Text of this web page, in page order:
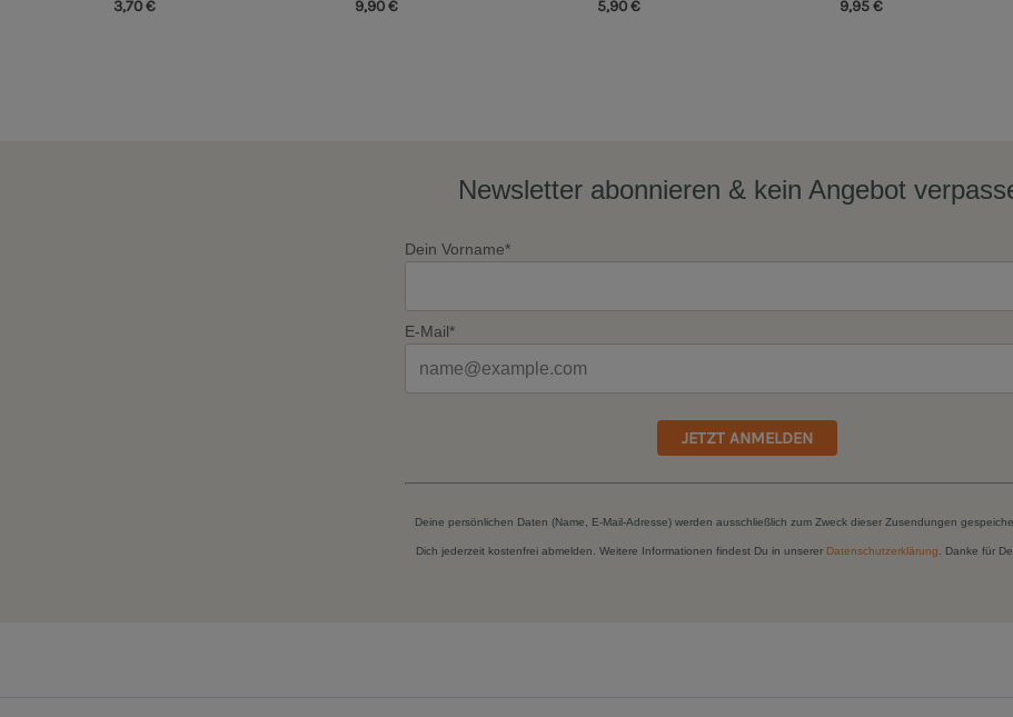
3,70 € 9,90 € 5,90 € 9,95 €
Newsletter abonnieren & kein Angebot
Dein Vorname*
E-Mail*
JETZT ANMELDEN
Deine persönlichen Daten (Name, E-Mail-Adresse) werden ausschließlich zum Zweck dieser Zusendungen
Dich jederzeit kostenfrei abmelden. Weitere Informationen findest Du in unserer Datenschutzerklärung . Danke für